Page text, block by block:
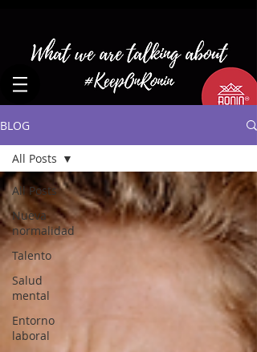
BLOG
All Posts
Nueva
normalidad
Talento
Salud
mental
Entorno
laboral
All Posts